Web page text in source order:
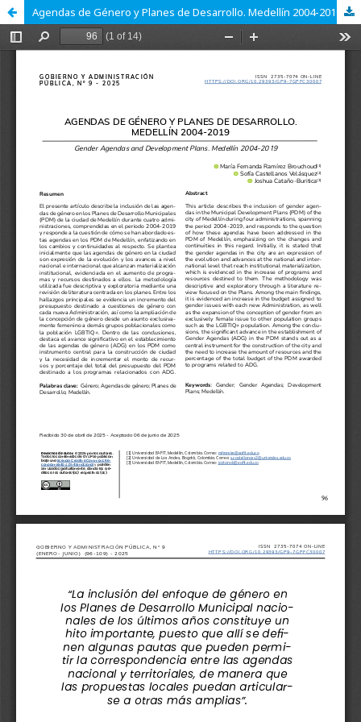
Agendas de Género y Planes de Desarrollo. Medellín 2004-2019